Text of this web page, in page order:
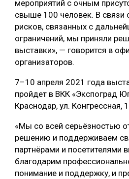
мероприятий с очным
свыше 100 человек. В связи
рисков, связанных с
ограничений, мы приняли
выставки», — говорится в
организаторов.
7–10 апреля 2021 года
пройдет в ВКК «Экспоград
Краснодар, ул. Конгрессная,
«Мы со всей серьёзностью
решению и поддерживаем
партнёрами и посетителями
благодарим
понимание и поддержку, и